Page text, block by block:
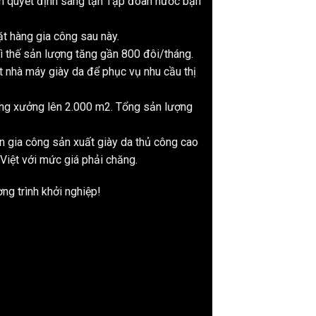
hàng gia công sau này.
sản lượng tăng gần 800 đôi/tháng.
máy giày da để phục vụ nhu cầu thị
xưởng lên 2.000 m2. Tổng sản lượng
gia công sản xuất giày da thủ công cao
với mức giá phải chăng.
trình khởi nghiệp!